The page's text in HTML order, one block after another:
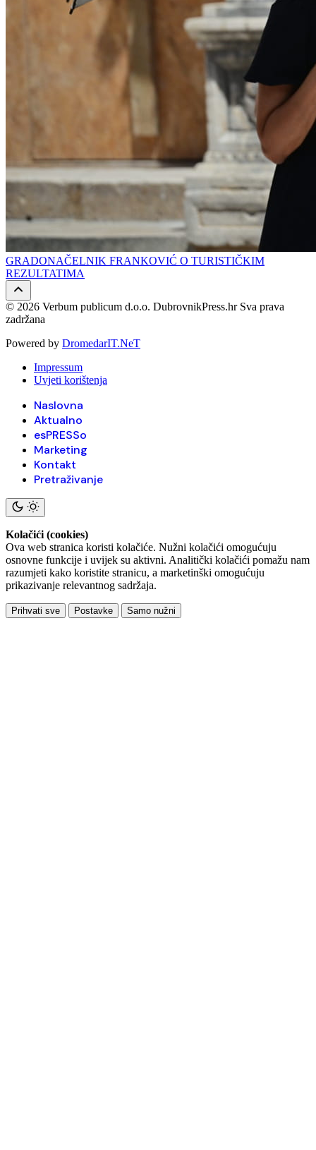
GRADONAČELNIK FRANKOVIĆ O TURISTIČKIM
REZULTATIMA
© 2026 Verbum publicum d.o.o. DubrovnikPress.hr Sva prava
zadržana
Powered by DromedarIT.NeT
Impressum
Uvjeti korištenja
Naslovna
Aktualno
esPRESSo
Marketing
Kontakt
Pretraživanje
Kolačići (cookies)
Ova web stranica koristi kolačiće. Nužni kolačići omogućuju
osnovne funkcije i uvijek su aktivni. Analitički kolačići pomažu nam
razumjeti kako koristite stranicu, a marketinški omogućuju
prikazivanje relevantnog sadržaja.
Prihvati sve Postavke Samo nužni